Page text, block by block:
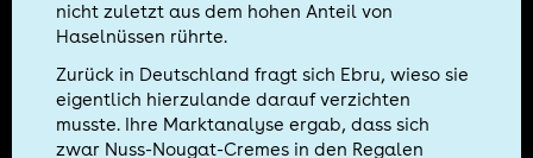
nicht zuletzt aus dem hohen Anteil von
Haselnüssen rührte.
Zurück in Deutschland fragt sich Ebru, wieso sie
eigentlich hierzulande darauf verzichten
musste. Ihre Marktanalyse ergab, dass sich
zwar Nuss-Nougat-Cremes in den Regalen